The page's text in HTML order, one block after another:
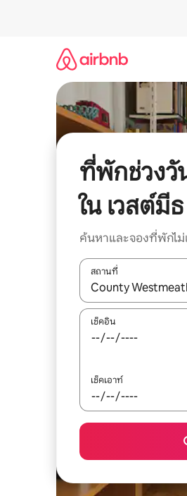
ที่พักช่วง
ใน เวสต์มีธ
ค้นหาและจองที่พักไม่
สถานที่
ใช้ลูกศรขึ้นลง หรือใช้
เช็คอิน
เช็คเอาท์